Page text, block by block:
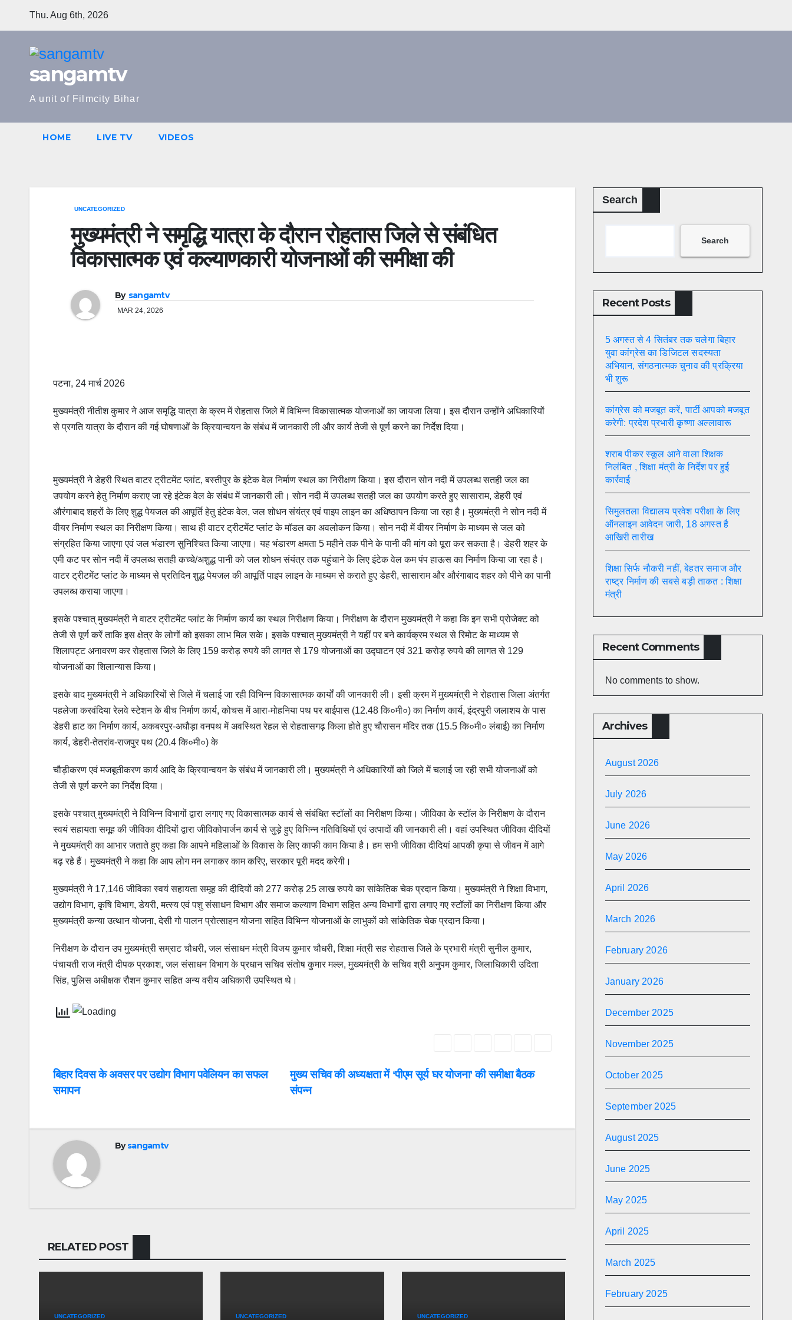
Thu. Aug 6th, 2026
sangamtv
A unit of Filmcity Bihar
HOME LIVE TV VIDEOS
UNCATEGORIZED
मुख्यमंत्री ने समृद्धि यात्रा के दौरान रोहतास जिले से संबंधित
विकासात्मक एवं कल्याणकारी योजनाओं की समीक्षा की
By sangamtv
MAR 24, 2026
पटना, 24 मार्च 2026
मुख्यमंत्री नीतीश कुमार ने आज समृद्धि यात्रा के क्रम में रोहतास जिले में विभिन्न विकासात्मक योजनाओं का जायजा लिया। इस दौरान उन्होंने अधिकारियों
से प्रगति यात्रा के दौरान की गई घोषणाओं के क्रियान्वयन के संबंध में जानकारी ली और कार्य तेजी से पूर्ण करने का निर्देश दिया।
मुख्यमंत्री ने डेहरी स्थित वाटर ट्रीटमेंट प्लांट, बस्तीपुर के इंटेक वेल निर्माण स्थल का निरीक्षण किया। इस दौरान सोन नदी में उपलब्ध सतही जल का
उपयोग करने हेतु निर्माण कराए जा रहे इंटेक वेल के संबंध में जानकारी ली। सोन नदी में उपलब्ध सतही जल का उपयोग करते हुए सासाराम, डेहरी एवं
औरंगाबाद शहरों के लिए शुद्ध पेयजल की आपूर्ति हेतु इंटेक वेल, जल शोधन संयंत्र एवं पाइप लाइन का अधिष्ठापन किया जा रहा है। मुख्यमंत्री ने सोन नदी में
वीयर निर्माण स्थल का निरीक्षण किया। साथ ही वाटर ट्रीटमेंट प्लांट के मॉडल का अवलोकन किया। सोन नदी में वीयर निर्माण के माध्यम से जल को
संग्रहित किया जाएगा एवं जल भंडारण सुनिश्चित किया जाएगा। यह भंडारण क्षमता 5 महीने तक पीने के पानी की मांग को पूरा कर सकता है। डेहरी शहर के
एमी कट पर सोन नदी में उपलब्ध सतही कच्चे/अशुद्ध पानी को जल शोधन संयंत्र तक पहुंचाने के लिए इंटेक वेल कम पंप हाऊस का निर्माण किया जा रहा है।
वाटर ट्रीटमेंट प्लांट के माध्यम से प्रतिदिन शुद्ध पेयजल की आपूर्ति पाइप लाइन के माध्यम से कराते हुए डेहरी, सासाराम और औरंगाबाद शहर को पीने का पानी
उपलब्ध कराया जाएगा।
इसके पश्चात् मुख्यमंत्री ने वाटर ट्रीटमेंट प्लांट के निर्माण कार्य का स्थल निरीक्षण किया। निरीक्षण के दौरान मुख्यमंत्री ने कहा कि इन सभी प्रोजेक्ट को
तेजी से पूर्ण करें ताकि इस क्षेत्र के लोगों को इसका लाभ मिल सके। इसके पश्चात् मुख्यमंत्री ने यहीं पर बने कार्यक्रम स्थल से रिमोट के माध्यम से
शिलापट्ट अनावरण कर रोहतास जिले के लिए 159 करोड़ रुपये की लागत से 179 योजनाओं का उद्घाटन एवं 321 करोड़ रुपये की लागत से 129
योजनाओं का शिलान्यास किया।
इसके बाद मुख्यमंत्री ने अधिकारियों से जिले में चलाई जा रही विभिन्न विकासात्मक कार्यों की जानकारी ली। इसी क्रम में मुख्यमंत्री ने रोहतास जिला अंतर्गत
पहलेजा करवंदिया रेलवे स्टेशन के बीच निर्माण कार्य, कोचस में आरा-मोहनिया पथ पर बाईपास (12.48 कि०मी०) का निर्माण कार्य, इंद्रपुरी जलाशय के पास
डेहरी हाट का निर्माण कार्य, अकबरपुर-अघौड़ा वनपथ में अवस्थित रेहल से रोहतासगढ़ किला होते हुए चौरासन मंदिर तक (15.5 कि०मी० लंबाई) का निर्माण
कार्य, डेहरी-तेतरांव-राजपुर पथ (20.4 कि०मी०) के
चौड़ीकरण एवं मजबूतीकरण कार्य आदि के क्रियान्वयन के संबंध में जानकारी ली। मुख्यमंत्री ने अधिकारियों को जिले में चलाई जा रही सभी योजनाओं को
तेजी से पूर्ण करने का निर्देश दिया।
इसके पश्चात् मुख्यमंत्री ने विभिन्न विभागों द्वारा लगाए गए विकासात्मक कार्य से संबंधित स्टॉलों का निरीक्षण किया। जीविका के स्टॉल के निरीक्षण के दौरान
स्वयं सहायता समूह की जीविका दीदियों द्वारा जीविकोपार्जन कार्य से जुड़े हुए विभिन्न गतिविधियों एवं उत्पादों की जानकारी ली। वहां उपस्थित जीविका दीदियों
ने मुख्यमंत्री का आभार जताते हुए कहा कि आपने महिलाओं के विकास के लिए काफी काम किया है। हम सभी जीविका दीदियां आपकी कृपा से जीवन में आगे
बढ़ रहे हैं। मुख्यमंत्री ने कहा कि आप लोग मन लगाकर काम करिए, सरकार पूरी मदद करेगी।
मुख्यमंत्री ने 17,146 जीविका स्वयं सहायता समूह की दीदियों को 277 करोड़ 25 लाख रुपये का सांकेतिक चेक प्रदान किया। मुख्यमंत्री ने शिक्षा विभाग,
उद्योग विभाग, कृषि विभाग, डेयरी, मत्स्य एवं पशु संसाधन विभाग और समाज कल्याण विभाग सहित अन्य विभागों द्वारा लगाए गए स्टॉलों का निरीक्षण किया और
मुख्यमंत्री कन्या उत्थान योजना, देसी गो पालन प्रोत्साहन योजना सहित विभिन्न योजनाओं के लाभुकों को सांकेतिक चेक प्रदान किया।
निरीक्षण के दौरान उप मुख्यमंत्री सम्राट चौधरी, जल संसाधन मंत्री विजय कुमार चौधरी, शिक्षा मंत्री सह रोहतास जिले के प्रभारी मंत्री सुनील कुमार,
पंचायती राज मंत्री दीपक प्रकाश, जल संसाधन विभाग के प्रधान सचिव संतोष कुमार मल्ल, मुख्यमंत्री के सचिव श्री अनुपम कुमार, जिलाधिकारी उदिता
सिंह, पुलिस अधीक्षक रौशन कुमार सहित अन्य वरीय अधिकारी उपस्थित थे।
Post
मुख्य सचिव की अध्यक्षता में ‘पीएम सूर्य घर योजना’ की समीक्षा बैठक
संपन्न
बिहार दिवस के अवसर पर उद्योग विभाग पवेलियन का सफल
समापन
Bysangamtv
RELATED POST
UNCATEGORIZED UNCATEGORIZED UNCATEGORIZED
Search
Search
Recent Posts
5 अगस्त से 4 सितंबर तक चलेगा बिहार
युवा कांग्रेस का डिजिटल सदस्यता
अभियान, संगठनात्मक चुनाव की प्रक्रिया
भी शुरू
कांग्रेस को मजबूत करें, पार्टी आपको मजबूत
करेगी: प्रदेश प्रभारी कृष्णा अल्लावारू
शराब पीकर स्कूल आने वाला शिक्षक
निलंबित , शिक्षा मंत्री के निर्देश पर हुई
कार्रवाई
सिमुलतला विद्यालय प्रवेश परीक्षा के लिए
ऑनलाइन आवेदन जारी, 18 अगस्त है
आखिरी तारीख
शिक्षा सिर्फ नौकरी नहीं, बेहतर समाज और
राष्ट्र निर्माण की सबसे बड़ी ताकत : शिक्षा
मंत्री
Recent Comments
No comments to show.
Archives
August 2026
July 2026
June 2026
May 2026
April 2026
March 2026
February 2026
January 2026
December 2025
November 2025
October 2025
September 2025
August 2025
June 2025
May 2025
April 2025
March 2025
February 2025